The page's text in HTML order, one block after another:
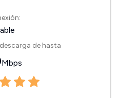
de hasta
Mbps